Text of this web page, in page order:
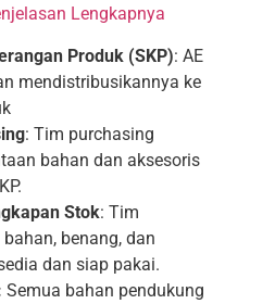
Lengkapnya
Produk (SKP): AE
mendistribusikannya ke
: Tim purchasing
bahan dan aksesoris
Stok: Tim
benang, dan
dan siap pakai.
Semua bahan pendukung